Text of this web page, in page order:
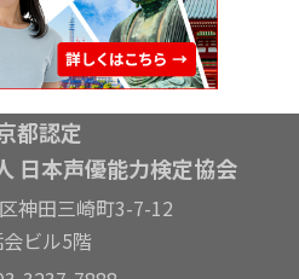
都認定
日本声優能力検定協会
神田三崎町3-7-12
ビル5階